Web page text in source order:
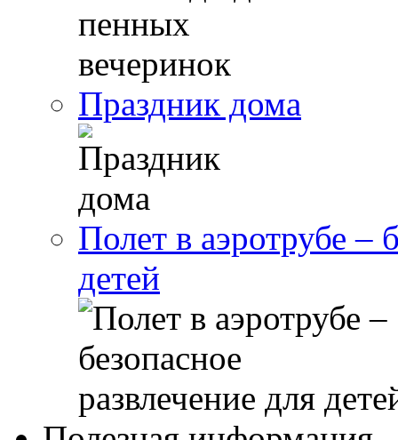
Праздник дома
Полет в аэротрубе –
детей